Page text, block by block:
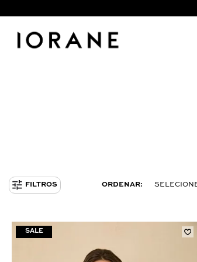
FILTROS ORDENAR: